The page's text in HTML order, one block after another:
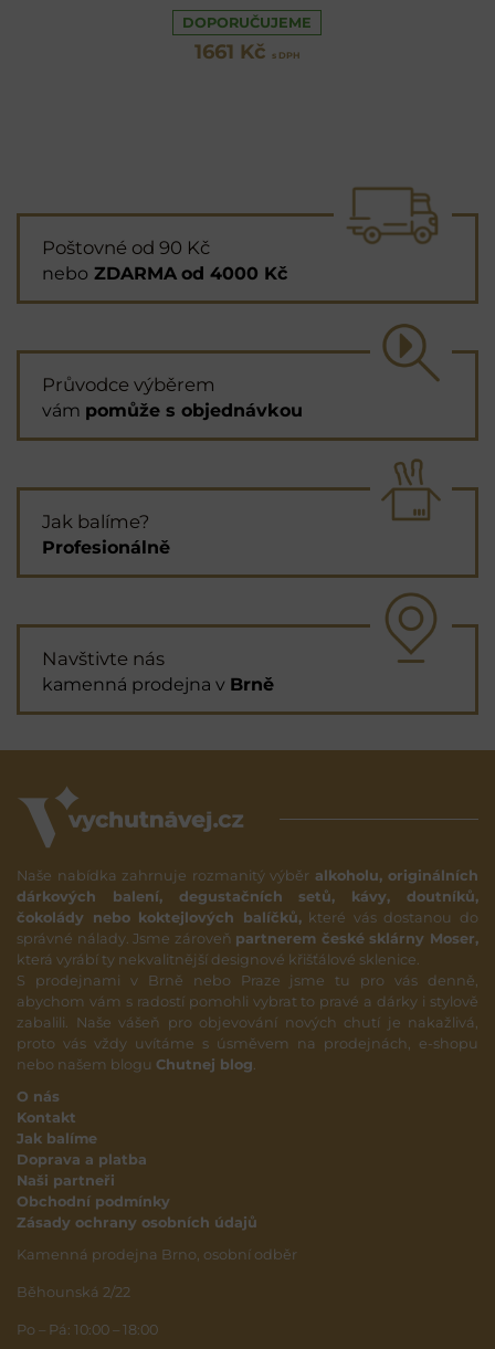
DOPORUČUJEME
1661 Kč s DPH
Poštovné od 90 Kč
nebo ZDARMA od 4000 Kč
Průvodce výběrem
vám pomůže s objednávkou
Jak balíme?
Profesionálně
Navštivte nás
kamenná prodejna v Brně
Naše nabídka zahrnuje rozmanitý výběr alkoholu, originálních
dárkových balení, degustačních setů, kávy, doutníků,
čokolády nebo koktejlových balíčků,které vás dostanou do
správné nálady. Jsme zároveň partnerem české sklárny Moser,
která vyrábí ty nekvalitnější designové křišťálové sklenice.
S prodejnami v Brně nebo Praze jsme tu pro vás denně,
abychom vám s radostí pomohli vybrat to pravé a dárky i stylově
zabalili. Naše vášeň pro objevování nových chutí je nakažlivá,
proto vás vždy uvítáme s úsměvem na prodejnách, e-shopu
nebo našem blogu Chutnej blog
O nás
Kontakt
Jak balíme
Doprava a platba
Naši partneři
Obchodní podmínky
Zásady ochrany osobních údajů
Kamenná prodejna Brno, osobní odběr
Běhounská 2/22
Po – Pá: 10:00 – 18:00